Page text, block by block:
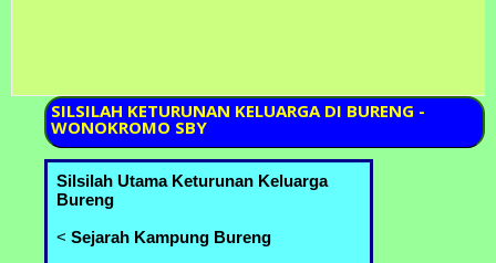
SILSILAH KETURUNAN KELUARGA DI BURENG -
WONOKROMO SBY
Silsilah Utama Keturunan Keluarga
Bureng
< Sejarah Kampung Bureng